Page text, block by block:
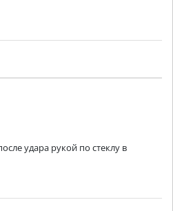
удара рукой по стеклу в